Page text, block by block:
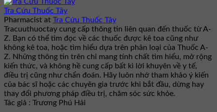
Tra Cứu Thuốc Tây
Pharmacist at Tra Cứu Thuốc Tây
Tracuuthuoctay cung cấp thông tin liên quan đến thuốc từ A-
Z. Bạn có thể tìm đọc về các thuốc được kê toa cũng như
không kê toa, hoặc tìm hiểu dựa trên phân loại của Thuốc A-
Z. Những thông tin trên chỉ mang tính chất tìm hiểu, mở rộng
kiến thức, và không hề cung cấp bất kì lời khuyên về y tế,
điều trị cũng như chẩn đoán. Hãy luôn nhớ tham khảo ý kiến
của bác sĩ hoặc các chuyên gia trước khi bắt đầu, dừng hay
thay đổi phương pháp điều trị, chăm sóc sức khỏe.
Tác giả : Trương Phú Hải